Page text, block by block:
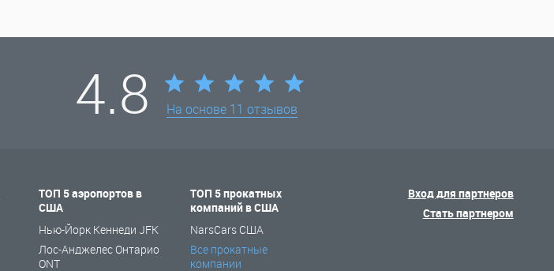
4.8 На основе 11 отзывов
ТОП 5 аэропортов в
США
Нью-Йорк Кеннеди JFK
Лос-Анджелес Онтарио
ONT
ТОП 5 прокатных
компаний в США
NarsCars США
Все прокатные
компании
Вход для партнеров
Стать партнером